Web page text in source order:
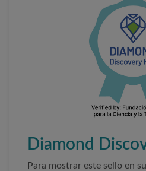
Diamond
Para mostrar este sello en